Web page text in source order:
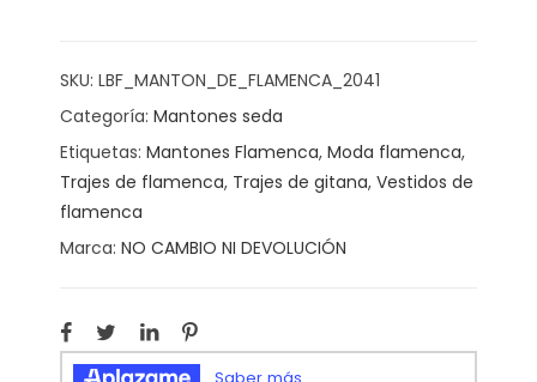
SKU: LBF_MANTON_DE_FLAMENCA_2041
Categoría: Mantones seda
Etiquetas: Mantones Flamenca, Moda flamenca,
Trajes de flamenca, Trajes de gitana, Vestidos de
flamenca
Marca: NO CAMBIO NI DEVOLUCIÓN